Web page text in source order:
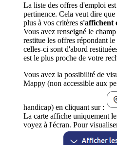
La liste des offres d'emploi
pertinence. Cela veut dire
plus à vos critères s'affichent
Vous avez renseigné le
restitue les offres répondant
celles-ci sont d'abord
est le plus proche de votre
Vous avez la possibilité de
Mappy (non accessible aux
handicap) en cliquant sur :
La carte affiche uniquement
voyez à l'écran. Pour